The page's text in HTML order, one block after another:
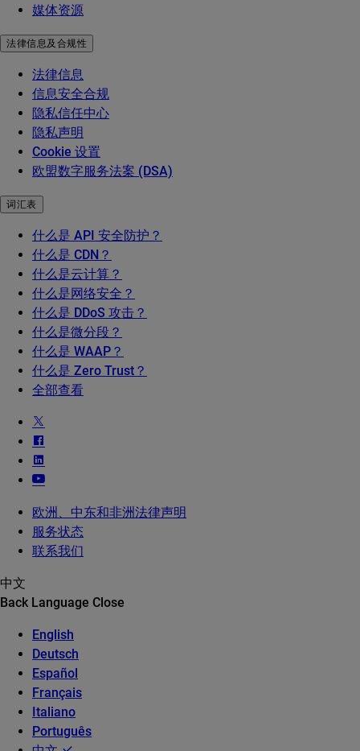
媒体资源
法律信息及合规性
法律信息
信息安全合规
隐私信任中心
隐私声明
Cookie 设置
欧盟数字服务法案 (DSA)
词汇表
什么是 API 安全防护？
什么是 CDN？
什么是云计算？
什么是网络安全？
什么是 DDoS 攻击？
什么是微分段？
什么是 WAAP？
什么是 Zero Trust？
全部查看
欧洲、中东和非洲法律声明
服务状态
联系我们
中文
Back Language Close
English
Deutsch
Español
Français
Italiano
Português